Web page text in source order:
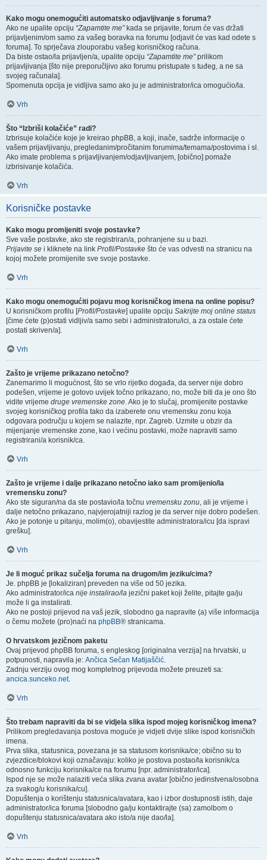
Kako mogu onemogućiti automatsko odjavljivanje s foruma?
Ako ne upalite opciju “Zapamtite me”kada se prijavite, forum će vas držati
prijavljenim/om samo za vašeg boravka na forumu [odjavit će vas kad odete s
foruma]. To sprječava zlouporabu vašeg korisničkog računa.
Da biste ostao/la prijavljen/a, upalite opciju “Zapamtite me”prilikom
prijavljivanja [što nije preporučljivo ako forumu pristupate s tuđeg, a ne sa
svojeg računala].
Spomenuta opcija je vidljiva samo ako ju je administrator/ica omogućio/la.
Vrh
Što “Izbriši kolačiće” radi?
Izbrisuje kolačiće koje je kreirao phpBB, a koji, inače, sadrže informacije o
vašem prijavljivanju, pregledanim/pročitanim forumima/temama/postovima i sl.
Ako imate problema s prijavljivanjem/odjavljivanjem, [obično] pomaže
izbrisivanje kolačića.
Vrh
Korisničke postavke
Kako mogu promijeniti svoje postavke?
Sve vaše postavke, ako ste registriran/a, pohranjene su u bazi.
Prijavite se i kliknete na link Profil/Postavke što će vas odvesti na stranicu na
kojoj možete promijenite sve svoje postavke.
Vrh
Kako mogu onemogućiti pojavu mog korisničkog imena na online popisu?
U korisničkom profilu [Profil/Postavke] upalite opciju Sakrijte moj online status
[čime ćete (p)ostati vidljiv/a samo sebi i administratoru/ici, a za ostale ćete
postati skriven/a].
Vrh
Zašto je vrijeme prikazano netočno?
Zanemarimo li mogućnost, što se vrlo rijetko događa, da server nije dobro
podešen, vrijeme je gotovo uvijek točno prikazano, no, može biti da je ono što
vidite vrijeme druge vremenske zone. Ako je to slučaj, promijenite postavke
svojeg korisničkog profila tako da izaberete onu vremensku zonu koja
odgovara području u kojem se nalazite, npr. Zagreb. Uzmite u obzir da
mijenjanje vremenske zone, kao i većinu postavki, može napraviti samo
registrirani/a korisnik/ca.
Vrh
Zašto je vrijeme i dalje prikazano netočno iako sam promijenio/la
vremensku zonu?
Ako ste siguran/na da ste postavio/la točnu vremensku zonu, ali je vrijeme i
dalje netočno prikazano, najvjerojatniji razlog je da server nije dobro podešen.
Ako je potonje u pitanju, molim(o), obavijestite administratora/icu [da ispravi
grešku].
Vrh
Je li moguć prikaz sučelja foruma na drugom/im jeziku/cima?
Je. phpBB je [lokaliziran] preveden na više od 50 jezika.
Ako administrator/ica nije instalirao/la jezični paket koji želite, pitajte ga/ju
može li ga instalirati.
Ako ne postoji prijevod na vaš jezik, slobodno ga napravite (a) više informacija
o čemu možete (pro)naći na phpBB® stranicama.
O hrvatskom jezičnom paketu
Ovaj prijevod phpBB foruma, s engleskog [originalna verzija] na hrvatski, u
potpunosti, napravila je: Ančica Sečan Matijaščić.
Zadnju verziju ovog mog kompletnog prijevoda možete preuzeti sa:
ancica.sunceko.net.
Vrh
Što trebam napraviti da bi se vidjela slika ispod mojeg korisničkog imena?
Prilikom pregledavanja postova moguće je vidjeti dvije slike ispod korisničkih
imena.
Prva slika, statusnica, povezana je sa statusom korisnika/ce; obično su to
zvjezdice/blokovi koji označavaju: koliko je postova postao/la korisnik/ca
odnosno funkciju korisnika/ce na forumu [npr. administrator/ica].
Ispod nje se može nalaziti veća slika zvana avatar [obično jedinstvena/osobna
za svakog/u korisnika/cu].
Dopuštenja o korištenju statusnica/avatara, kao i izbor dostupnosti istih, daje
administrator/ica foruma [slobodno ga/ju kontaktirajte (sa) zamolbom o
dopuštenju statusnica/avatara ako isto/a nije dao/la].
Vrh